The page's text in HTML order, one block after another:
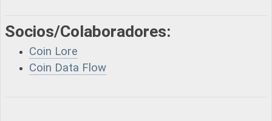
Socios/Colaboradores:
Coin Lore
Coin Data Flow